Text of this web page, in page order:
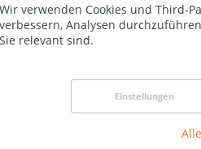
Wir verwenden Cookies und Third-
verbessern, Analysen
Sie relevant sind.
Einstellungen
für exklusive
Service für anspruchsvolle Produkte